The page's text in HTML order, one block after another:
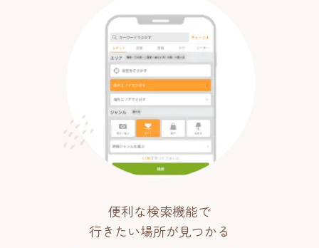
便利な検索機能で
行きたい場所が見つかる